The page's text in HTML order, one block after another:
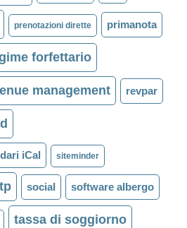
prenotazioni dirette primanota
forfettario
management revpar
iCal siteminder
social software albergo
tassa di soggiorno